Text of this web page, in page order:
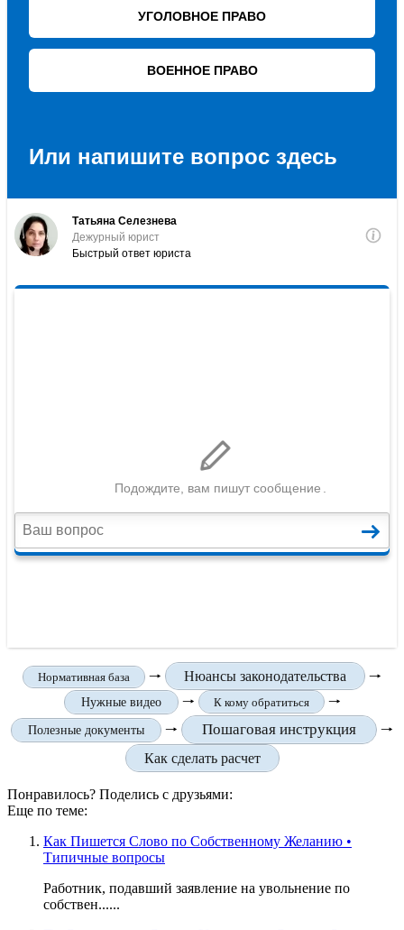
Нормативная база 🠒 Нюансы законодательства 🠒
Нужные видео 🠒 К кому обратиться 🠒
Полезные документы 🠒 Пошаговая инструкция
🠒
Как сделать расчет
Понравилось? Поделись с друзьями:
Еще по теме:
Как Пишется Слово по Собственному Желанию •
Типичные вопросы
Работник, подавший заявление на увольнение по
собствен......